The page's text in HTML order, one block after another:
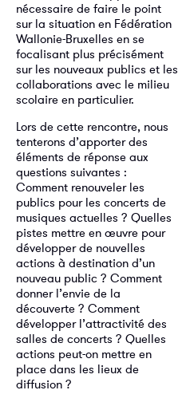
nécessaire de faire le point
sur la situation en Fédération
Wallonie-Bruxelles en se
focalisant plus précisément
sur les nouveaux publics et les
collaborations avec le milieu
scolaire en particulier.
Lors de cette rencontre, nous
tenterons d’apporter des
éléments de réponse aux
questions suivantes :
Comment renouveler les
publics pour les concerts de
musiques actuelles ? Quelles
pistes mettre en œuvre pour
développer de nouvelles
actions à destination d’un
nouveau public ? Comment
donner l’envie de la
découverte ? Comment
développer l’attractivité des
salles de concerts ? Quelles
actions peut-on mettre en
place dans les lieux de
diffusion ?